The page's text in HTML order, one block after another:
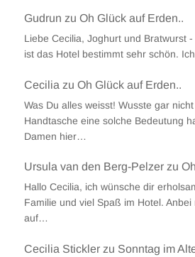
Gudrun zu Oh Glück auf Erden..
Liebe Cecilia, Joghurt und Bratwurst
ist das Hotel bestimmt sehr schön.
Cecilia zu Oh Glück auf Erden..
Was Du alles weisst! Wusste gar
Handtasche eine solche Bedeutung
Damen hier…
Ursula van den Berg-Pelzerzu
Hallo Cecilia, ich wünsche dir
Familie und viel Spaß im Hotel. Anbei
auf…
Cecilia Sticklerzu Sonntag im